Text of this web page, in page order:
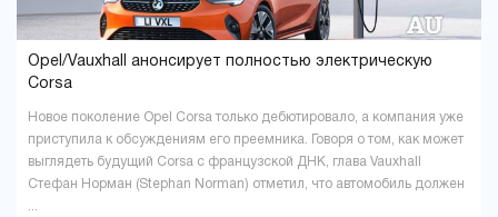
Opel/Vauxhall анонсирует полностью электрическую
Corsa
Новое поколение Opel Corsa только дебютировало, а компания уже
приступила к обсуждениям его преемника. Говоря о том, как может
выглядеть будущий Corsa с французской ДНК, глава Vauxhall
Стефан Норман (Stephan Norman) отметил, что автомобиль должен
...